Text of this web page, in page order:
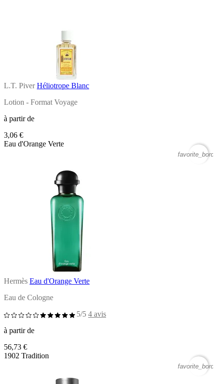
L.T. Piver Héliotrope Blanc
Lotion - Format Voyage
à partir de
3,06 €
Eau d'Orange Verte
Hermès Eau d'Orange Verte
Eau de Cologne
5/5 4 avis
à partir de
56,73 €
1902 Tradition